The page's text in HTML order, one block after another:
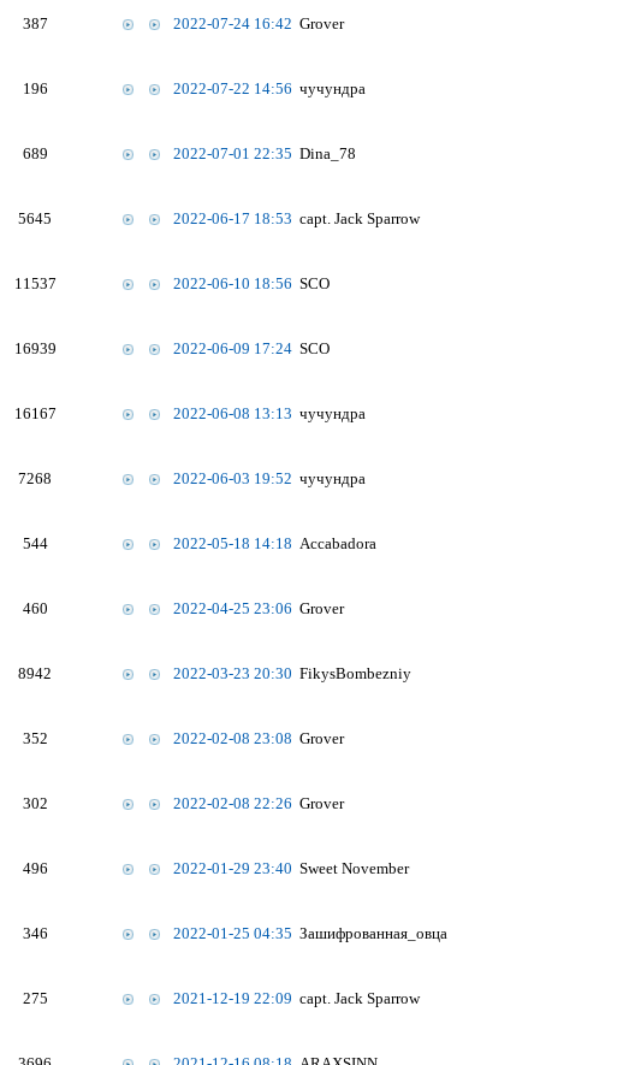
387 2022-07-24 16:42 Grover
196 2022-07-22 14:56 чучундра
689 2022-07-01 22:35 Dina_78
5645 2022-06-17 18:53 capt. Jack Sparrow
11537 2022-06-10 18:56 SCO
16939 2022-06-09 17:24 SCO
16167 2022-06-08 13:13 чучундра
7268 2022-06-03 19:52 чучундра
544 2022-05-18 14:18 Accabadora
460 2022-04-25 23:06 Grover
8942 2022-03-23 20:30 FikysBombezniy
352 2022-02-08 23:08 Grover
302 2022-02-08 22:26 Grover
496 2022-01-29 23:40 Sweet November
346 2022-01-25 04:35 Зашифрованная_овца
275 2021-12-19 22:09 capt. Jack Sparrow